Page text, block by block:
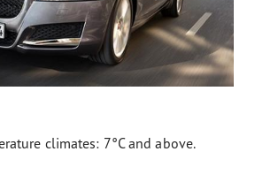
climates: 7°C and above.